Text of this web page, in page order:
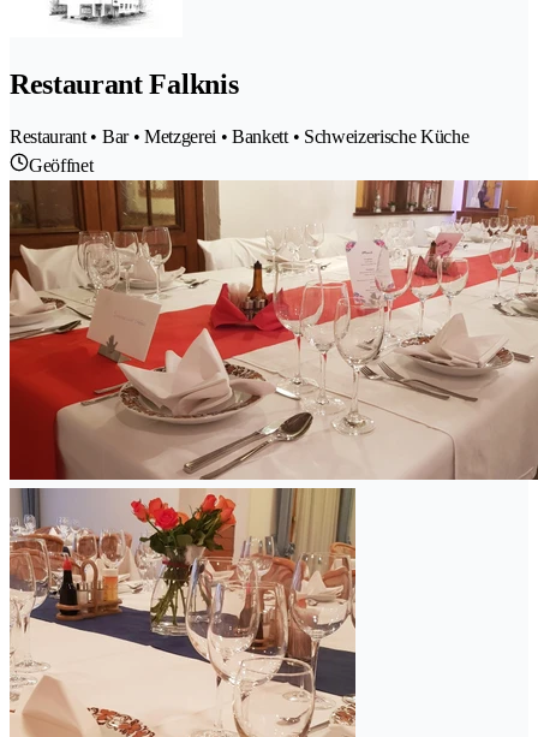
Restaurant Falknis
Restaurant • Bar • Metzgerei • Bankett • Schweizerische Küche
Geöffnet